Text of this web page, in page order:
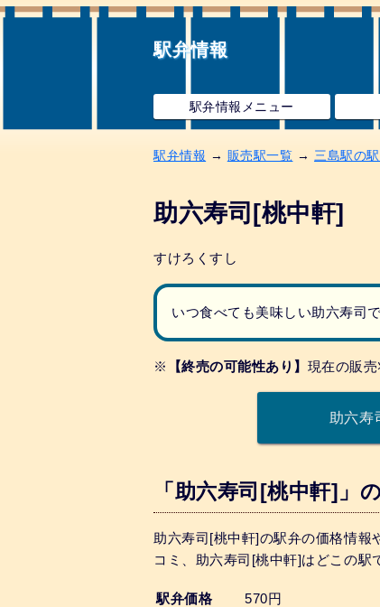
駅弁情報
駅弁情報メニュー
駅弁情報 → 販売駅一覧 → 三島駅の
助六寿司[桃中軒]
すけろくすし
いつ食べても美味しい助六寿司で
※ 【終売の可能性あり】 現在の販
助六寿
「助六寿司[桃中軒]」
助六寿司[桃中軒]の駅弁の価格情報
コミ、助六寿司[桃中軒]はどこの駅
駅弁価格
570円